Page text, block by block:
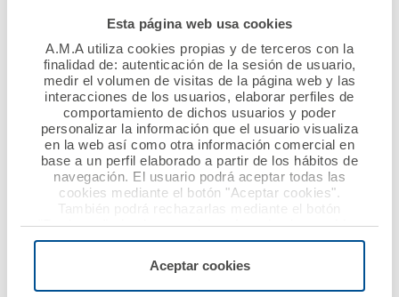
Esta página web usa cookies
A.M.A utiliza cookies propias y de terceros con la
finalidad de: autenticación de la sesión de usuario,
medir el volumen de visitas de la página web y las
interacciones de los usuarios, elaborar perfiles de
comportamiento de dichos usuarios y poder
personalizar la información que el usuario visualiza
en la web así como otra información comercial en
base a un perfil elaborado a partir de los hábitos de
navegación. El usuario podrá aceptar todas las
cookies mediante el botón "Aceptar cookies".
También podrá rechazarlas mediante el botón
"Rechazar", donde se rechazarán todas las cookies
menos las necesarias para permitir el acceso a los
configurarlas usando el botón “Personalizar".
Aceptar cookies
Optometristas de
Murcia
Ver noticia
03 febrero 2020 03 febrero 2020